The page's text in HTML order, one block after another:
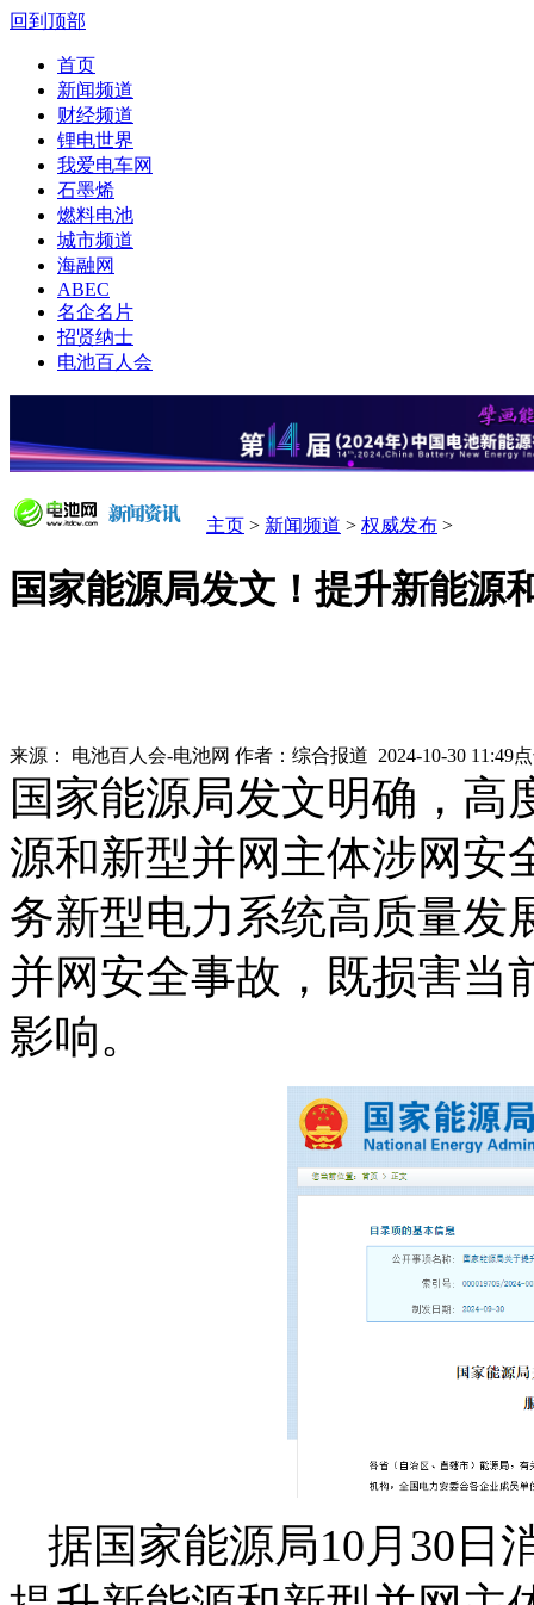
回到顶部
首页
新闻频道
财经频道
锂电世界
我爱电车网
石墨烯
燃料电池
城市频道
海融网
ABEC
名企名片
招贤纳士
电池百人会
主页 > 新闻频道 > 权威发布 >
国家能源局发文！提升新能源
来源： 电池百人会-电池网 作者： 综合报道 2024-10-30 11:49
国家能源局发文明确，高
源和新型并网主体涉网安
务新型电力系统高质量发
并网安全事故，既损害当
影响。
据国家能源局10月30日